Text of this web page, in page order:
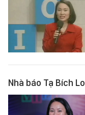
Nhà báo Tạ Bích